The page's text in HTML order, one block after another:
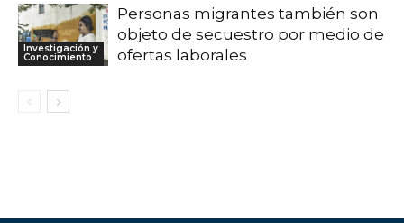
Investigación y
Conocimiento
Personas migrantes también son
objeto de secuestro por medio de
ofertas laborales